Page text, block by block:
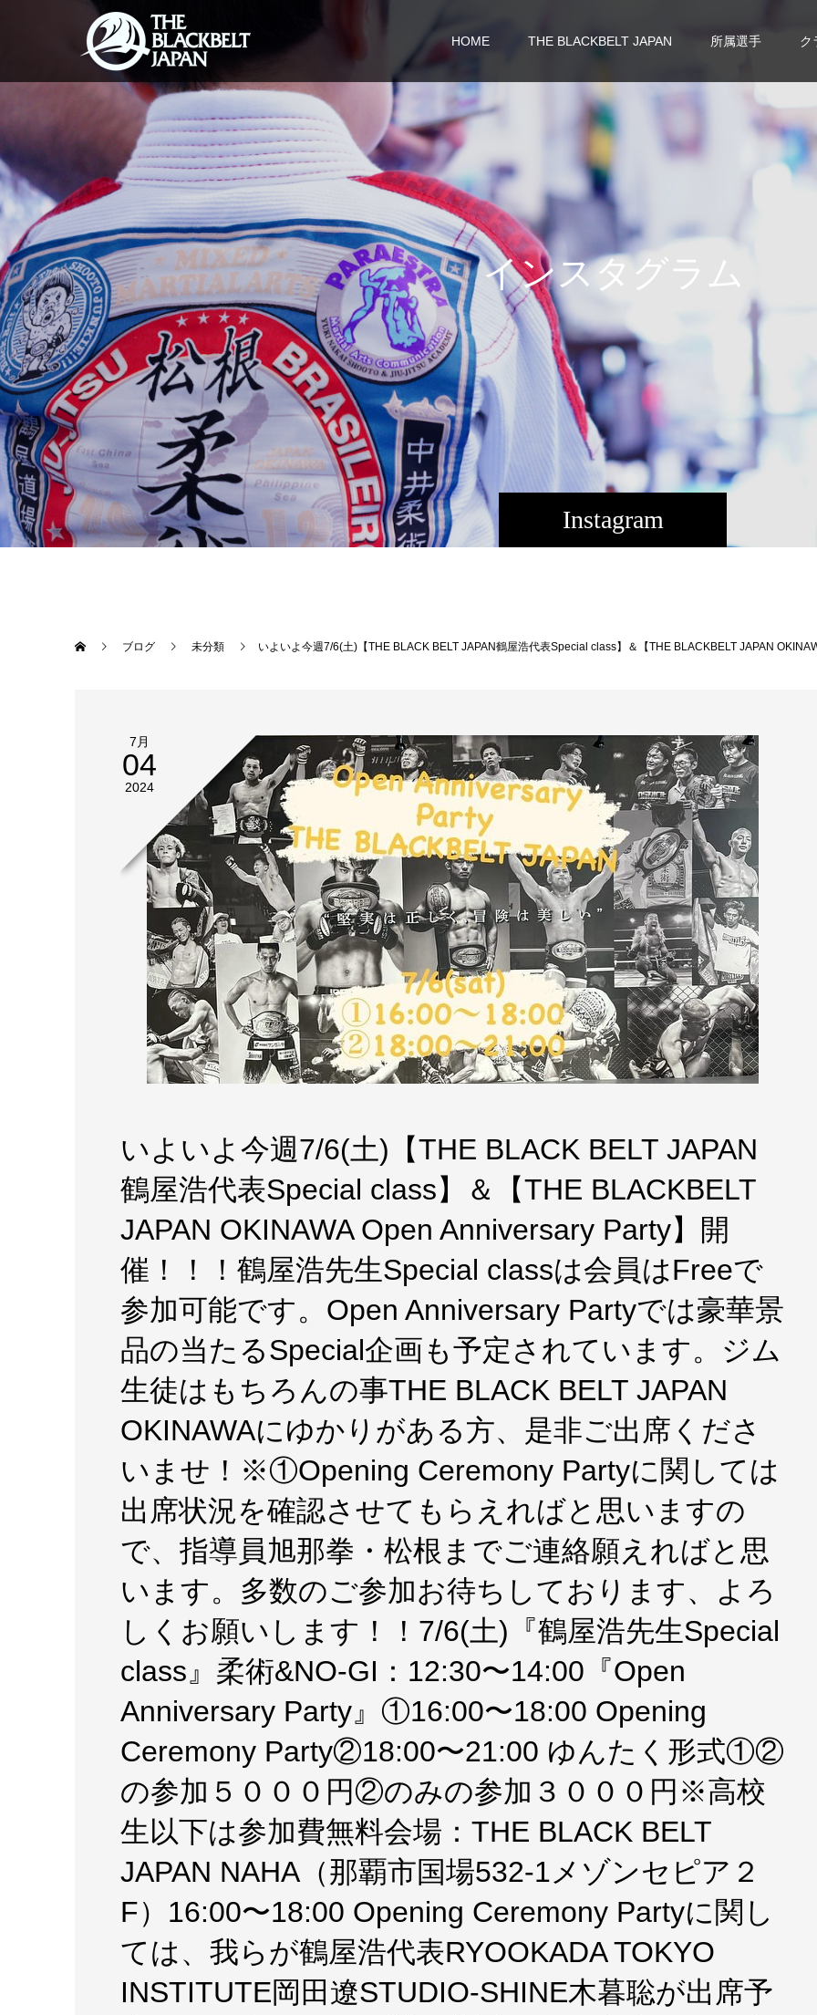
HOME THE BLACKBELT JAPAN 所属選手 ク
Instagram
インスタグラ ム
ブログ 未分類 いよいよ今週7/6(土)【THE BLACK BELT JAPAN鶴屋浩代表Special class】＆【THE BLACKBELT JAPAN OKINAWA Open Anniversary Party】開催！！！鶴屋浩先生Special classは会員はFreeで参加可能です。Open Anniversary Partyでは豪華景品の当たるSpecial企画も予定されています。ジム生徒はもちろんの事THE BLACK BELT JAPAN OKINAWAにゆかりがある方、是非ご出席くださいませ！※①Opening Ceremony Partyに関しては出席状況を確認させてもらえればと思いますので、指導員旭那拳・松根までご連絡願えればと思います。多数のご参加お待ちしております、よろしくお願いします！！7/6(土)『鶴屋浩先生Special class』柔術&NO-GI：12:30〜14:00『Open Anniversary Party』①16:00〜18:00 Opening Ceremony Party②18:00〜21:00 ゆんたく形式①②の参加５０００円②のみの参加３０００円※高校生以下は参加費無料会場：THE BLACK BELT JAPAN NAHA（那覇市国場532-1メゾンセピア２F）16:00〜18:00 Opening Ceremony Partyに関しては、我らが鶴屋浩代表RYOOKADA TOKYO INSTITUTE岡田遼STUDIO-SHINE木暮聡が出席予定、LIVEやGAMEに様々企画しています。ゆんたく形式に関して
7月
04
2024
いよいよ今週7/6(土)【THE BLACK BELT JAPAN
鶴屋浩代表Special class】＆【THE BLACKBELT
JAPAN OKINAWA Open Anniversary Party】開
催！！！鶴屋浩先生Special classは会員はFreeで
参加可能です。Open Anniversary Partyでは豪華景
品の当たるSpecial企画も予定されています。ジム
生徒はもちろんの事THE BLACK BELT JAPAN
OKINAWAにゆかりがある方、是非ご出席くださ
いませ！※①Opening Ceremony Partyに関しては
出席状況を確認させてもらえればと思いますの
で、指導員旭那拳・松根までご連絡願えればと思
います。多数のご参加お待ちしております、よろ
しくお願いします！！7/6(土)『鶴屋浩先生Special
class』柔術&NO-GI：12:30〜14:00『Open
Anniversary Party』①16:00〜18:00 Opening
Ceremony Party②18:00〜21:00 ゆんたく形式①②
の参加５０００円②のみの参加３０００円※高校
生以下は参加費無料会場：THE BLACK BELT
JAPAN NAHA（那覇市国場532-1メゾンセピア２
F）16:00〜18:00 Opening Ceremony Partyに関し
ては、我らが鶴屋浩代表RYOOKADA TOKYO
INSTITUTE岡田遼STUDIO-SHINE木暮聡が出席予